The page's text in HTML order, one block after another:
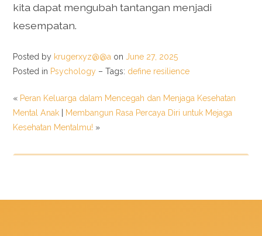
kita dapat mengubah tantangan menjadi
kesempatan.
Posted by krugerxyz@@a onJune 27, 2025
Posted in Psychology – Tags: define resilience
« Peran Keluarga dalam Mencegah dan Menjaga Kesehatan
Mental Anak
Membangun Rasa Percaya Diri untuk Mejaga
Kesehatan Mentalmu! »